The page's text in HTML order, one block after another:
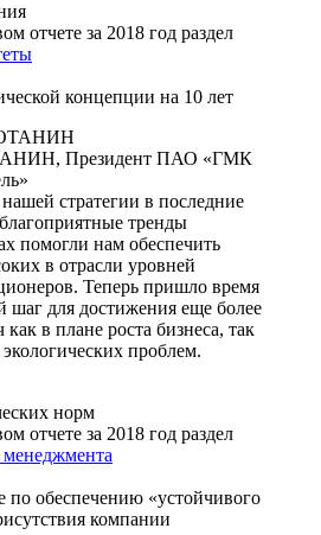
отчете за 2018 год раздел
концепции на 10 лет
Президент ПАО «ГМК
стратегии в последние
тренды
помогли нам обеспечить
в отрасли уровней
Теперь пришло время
шаг для достижения еще более
в плане роста бизнеса, так
проблем.
норм
отчете за 2018 год раздел
менеджмента
по обеспечению «устойчивого
компании